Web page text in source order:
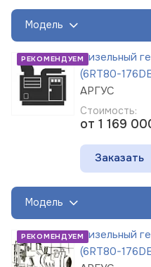
Модель
РЕКОМЕНДУЕМДизельный
(6RT80-
АРГУС
Стоимость:
от 1 169
Заказать
Модель
РЕКОМЕНДУЕМДизельный
(6RT80-